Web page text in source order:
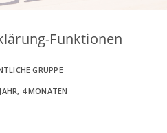
Funktionen
GRUPPE
4 MONATEN